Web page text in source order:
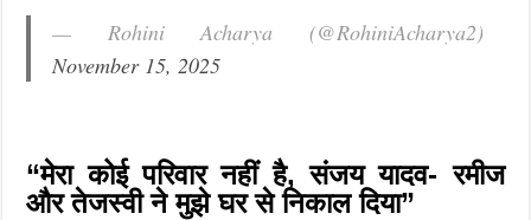
— Rohini Acharya (@RohiniAcharya2)
November 15, 2025
“मेरा कोई परिवार नहीं है, संजय यादव- रमीज
और तेजस्वी ने मुझे घर से निकाल दिया”